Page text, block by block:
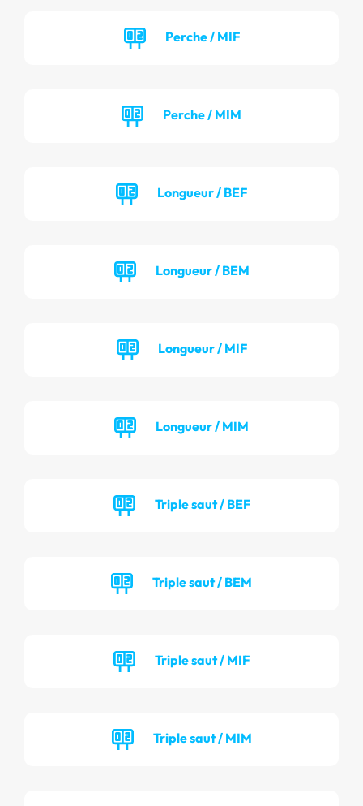
Perche / MIF
Perche / MIM
Longueur / BEF
Longueur / BEM
Longueur / MIF
Longueur / MIM
Triple saut / BEF
Triple saut / BEM
Triple saut / MIF
Triple saut / MIM